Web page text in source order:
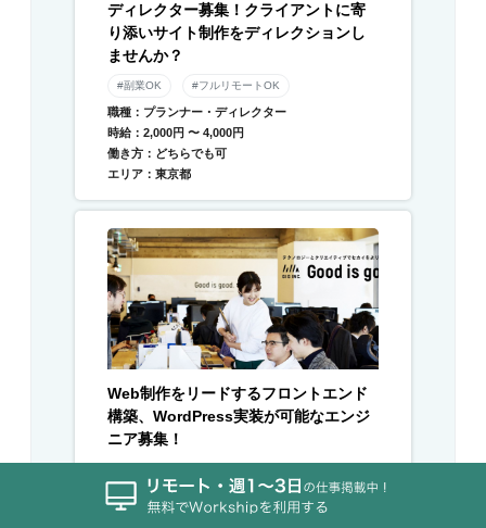
ディレクター募集！クライアントに寄
り添いサイト制作をディレクションし
ませんか？
#副業OK #フルリモートOK
職種：プランナー・ディレクター
時給：2,000円 〜 4,000円
働き方：どちらでも可
エリア：東京都
Web制作をリードするフロントエンド
構築、WordPress実装が可能なエンジ
ニア募集！
時給：2,500円 〜
働き方：リモート希望